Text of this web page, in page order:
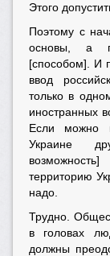
Этого
Поэтому с
основы, а
[способом]. И
ввод
только в
иностранных
Если можно
Украине
территорию
надо.
Трудно.
в головах
должны